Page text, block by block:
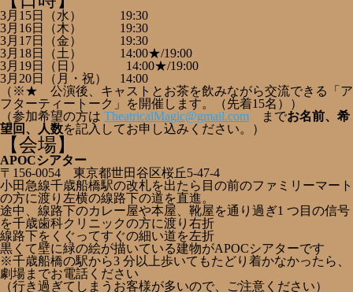
3月15日（水） 19:30
3月16日（木） 19:30
3月17日（金） 19:30
3月18日（土） 14:00★/19:00
3月19日（日） 14:00★/19:00
3月20日（月・祝） 14:00
（※★ 公演後、キャストとお茶を飲みながら交流できる「ア
フターティートーク」を開催します。（先着15名））
（参加希望の方は TheatricalMagic@gmail.com までお名前、希
望回、人数を記入してお申し込みください。）
【会場】
APOCシアター
〒156-0054 東京都世田谷区桜丘5-47-4
小田急線千歳船橋駅の改札を出たら目の前のファミリーマート
の方に渡り左横の線路下の道を直進。
途中、線路下のカレー屋や本屋、靴屋を通り過ぎ1 つ目の信号
を千歳歯科クリニックの方に渡り右折
線路下をくぐってすぐの細い道を左折
黒くて壁に緑の絵が描いている建物がAPOCシアターです
※千歳船橋の駅から3 分以上歩いてもたどり着かなかったら、
劇場までお電話ください
（行き過ぎてしまうお客様が多いので、ご注意ください）